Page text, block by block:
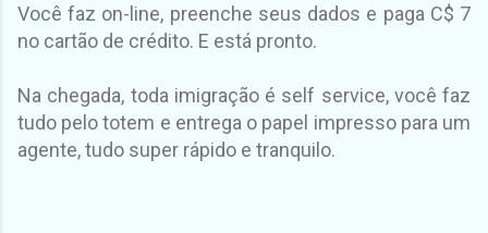
Você faz on-line, preenche seus dados e paga C$ 7
no cartão de crédito. E está pronto.
Na chegada, toda imigração é self service, você faz
tudo pelo totem e entrega o papel impresso para um
agente, tudo super rápido e tranquilo.